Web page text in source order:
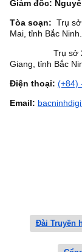
Giám đốc:
Tòa soạn: Trụ
Mai, tỉnh Bắc Ninh.
Trụ sở 2: số
Giang, tỉnh Bắc
Điện thoại: (+84)
Email:
Đài Truyền